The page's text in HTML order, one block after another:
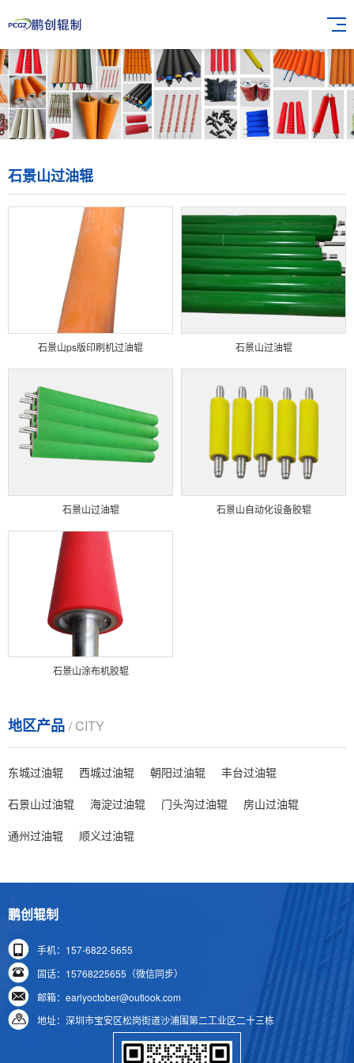
石景山过油辊
石景山ps版印刷机过油辊 石景山过油辊
石景山过油辊 石景山自动化设备胶辊
石景山涂布机胶辊
地区产品 / CITY
东城过油辊 西城过油辊 朝阳过油辊
丰台过油辊
石景山过油辊
海淀过油辊 门头沟过油辊
房山过油辊
通州过油辊
顺义过油辊
鹏创辊制
手机：157-6822-5655
固话：15768225655（微信同步）
邮箱：earlyoctober@outlook.com
地址：深圳市宝安区松岗街道沙浦围第二工业区二十三栋